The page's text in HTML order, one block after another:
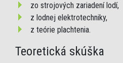
zo strojových zariadení lodí,
z lodnej elektrotechniky,
z teórie plachtenia.
Teoretická skúška